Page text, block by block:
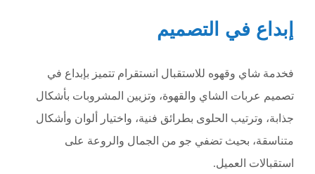
إبداع في التصميم
فخدمة شاي وقهوه للاستقبال انستقرام تتميز بإبداع في
تصميم عربات الشاي والقهوة، وتزيين المشروبات بأشكال
جذابة، وترتيب الحلوى بطرائق فنية، واختيار ألوان وأشكال
متناسقة، بحيث تضفي جو من الجمال والروعة على
استقبالات العميل.